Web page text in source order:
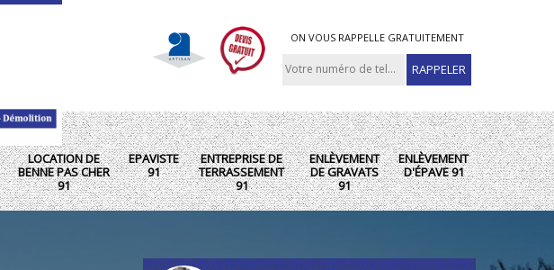
ON VOUS RAPPELLE GRATUITEMENT
LOCATION DE
BENNE PAS CHER
91
EPAVISTE
91
ENTREPRISE DE
TERRASSEMENT
91
ENLÈVEMENT
DE GRAVATS
91
ENLÈVEMENT
D'ÉPAVE 91